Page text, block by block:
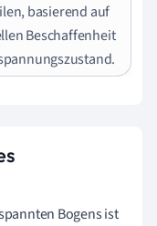
basierend auf
Beschaffenheit
Bogens ist